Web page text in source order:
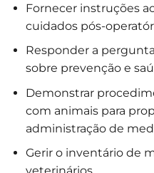
Fornecer instruções
cuidados pós-
Responder a
sobre prevenção e
Demonstrar
com animais para
administração de
Gerir o inventário de